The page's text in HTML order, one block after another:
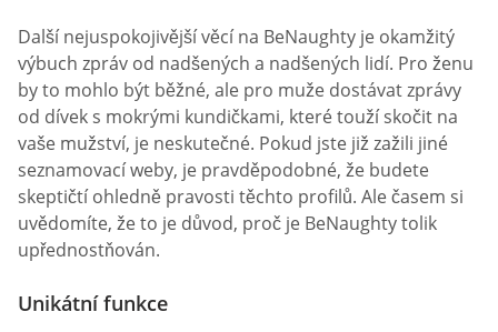
Další nejuspokojivější věcí na BeNaughty je okamžitý
výbuch zpráv od nadšených a nadšených lidí. Pro ženu
by to mohlo být běžné, ale pro muže dostávat zprávy
od dívek s mokrými kundičkami, které touží skočit na
vaše mužství, je neskutečné. Pokud jste již zažili jiné
seznamovací weby, je pravděpodobné, že budete
skeptičtí ohledně pravosti těchto profilů. Ale časem si
uvědomíte, že to je důvod, proč je BeNaughty tolik
upřednostňován.
Unikátní funkce